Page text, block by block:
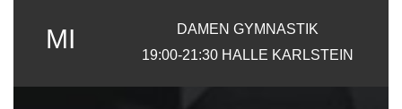
MI
DAMEN GYMNASTIK
19:00-21:30 HALLE KARLSTEIN